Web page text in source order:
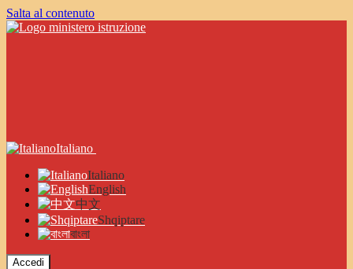
Salta al contenuto
Italiano
Italiano
English
中文
Shqiptare
বাংলা
Accedi